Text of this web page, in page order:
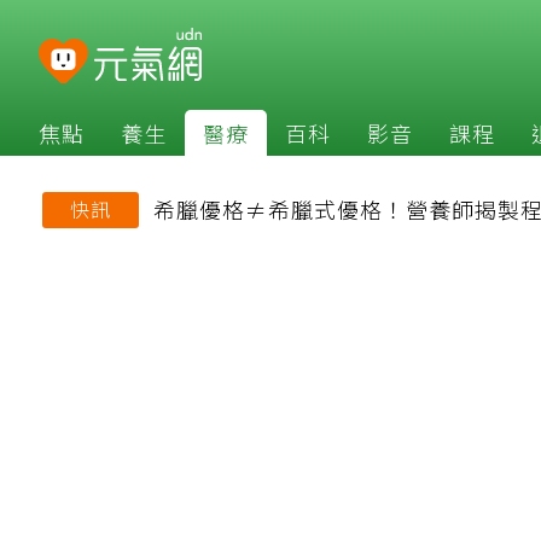
焦點 養生 醫療 百科 影音 課程
快訊 希臘優格≠希臘式優格！營養師揭製